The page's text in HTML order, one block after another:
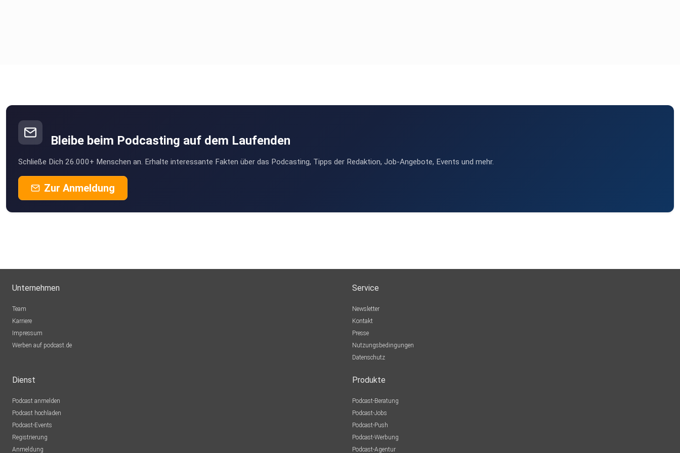
Bleibe beim Podcasting auf dem Laufenden
Schließe Dich 26.000+ Menschen an. Erhalte interessante Fakten über das Podcasting, Tipps der Redaktion, Job-Angebote, Events und mehr.
Zur Anmeldung
Unternehmen
Team
Karriere
Impressum
Werben auf podcast.de
Service
Newsletter
Kontakt
Presse
Nutzungsbedingungen
Datenschutz
Dienst
Podcast anmelden
Podcast hochladen
Podcast-Events
Registrierung
Anmeldung
Produkte
Podcast-Beratung
Podcast-Jobs
Podcast-Push
Podcast-Werbung
Podcast-Agentur